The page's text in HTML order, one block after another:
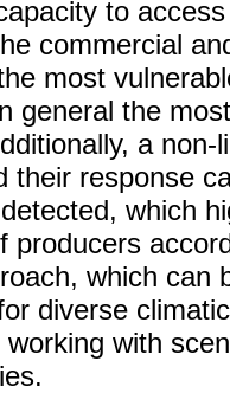
to
commercial
most
general the
a
their response
which
producers
which can
diverse
with